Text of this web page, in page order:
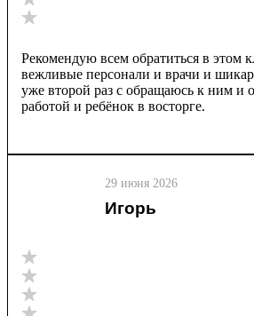
Рекомендую всем обратиться в этом
вежливые персонали и врачи и
уже второй раз с обращаюсь к ним и
работой и ребёнок в восторге.
29 июня 2026
Игорь